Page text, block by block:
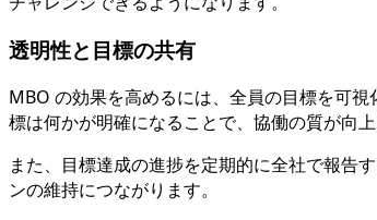
透明性と目標の共有
MBO の効果を高めるには、全員の目標を可
標は何かが明確になることで、協働の質が向上
また、目標達成の進捗を定期的に全社で報告
ンの維持につながります。